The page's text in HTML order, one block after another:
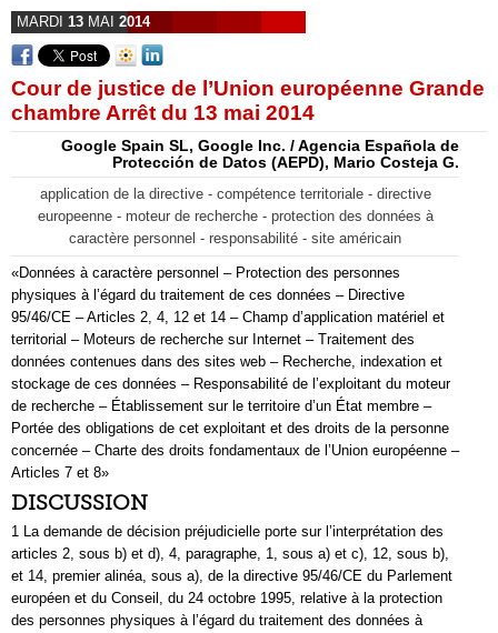
MARDI 13 MAI 2014
Cour de justice de l’Union européenne Grande
chambre Arrêt du 13 mai 2014
Google Spain SL, Google Inc. / Agencia Española de
Protección de Datos (AEPD), Mario Costeja G.
application de la directive - compétence territoriale - directive
europeenne - moteur de recherche - protection des données à
caractère personnel - responsabilité - site américain
«Données à caractère personnel – Protection des personnes
physiques à l’égard du traitement de ces données – Directive
95/46/CE – Articles 2, 4, 12 et 14 – Champ d’application matériel et
territorial – Moteurs de recherche sur Internet – Traitement des
données contenues dans des sites web – Recherche, indexation et
stockage de ces données – Responsabilité de l’exploitant du moteur
de recherche – Établissement sur le territoire d’un État membre –
Portée des obligations de cet exploitant et des droits de la personne
concernée – Charte des droits fondamentaux de l’Union européenne –
Articles 7 et 8»
DISCUSSION
1 La demande de décision préjudicielle porte sur l’interprétation des
articles 2, sous b) et d), 4, paragraphe, 1, sous a) et c), 12, sous b),
et 14, premier alinéa, sous a), de la directive 95/46/CE du Parlement
européen et du Conseil, du 24 octobre 1995, relative à la protection
des personnes physiques à l’égard du traitement des données à